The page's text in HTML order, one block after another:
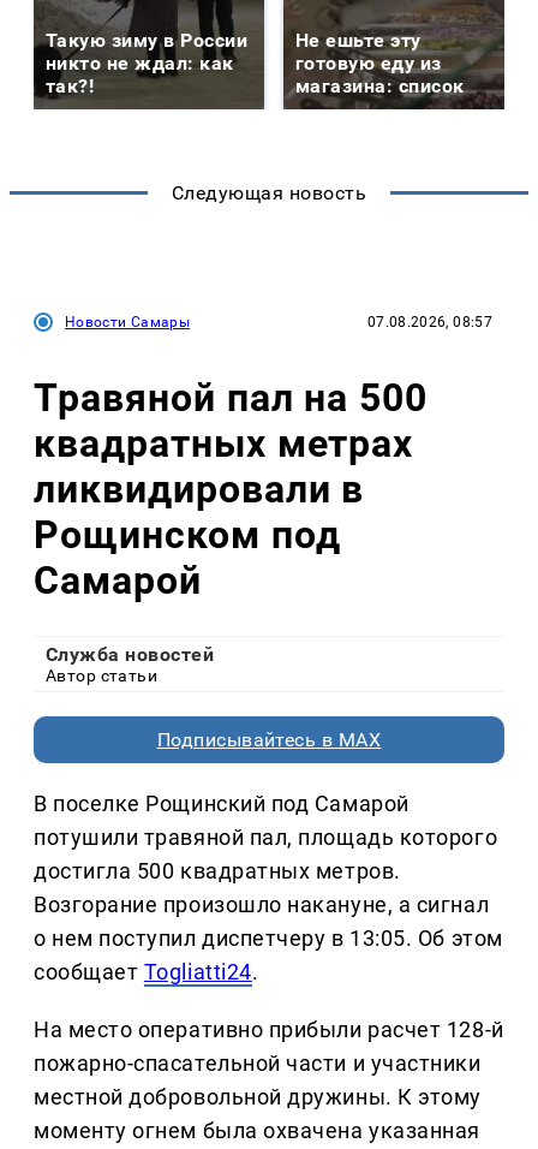
Такую зиму в России
никто не ждал: как
так?!
Не ешьте эту
готовую еду из
магазина: список
Следующая новость
Новости Самары 07.08.2026, 08:57
Травяной пал на 500
квадратных метрах
ликвидировали в
Рощинском под
Самарой
Служба новостей
Автор статьи
Подписывайтесь в MAX
В поселке Рощинский под Самарой
потушили травяной пал, площадь которого
достигла 500 квадратных метров.
Возгорание произошло накануне, а сигнал
о нем поступил диспетчеру в 13:05. Об этом
сообщает Togliatti24.
На место оперативно прибыли расчет 128-й
пожарно-спасательной части и участники
местной добровольной дружины. К этому
моменту огнем была охвачена указанная